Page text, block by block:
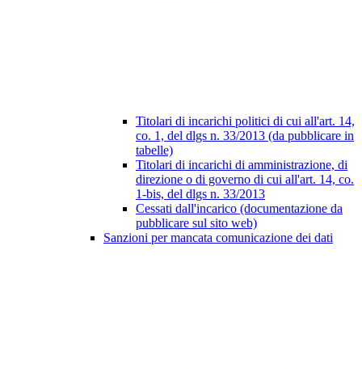
Titolari di incarichi politici di cui all'art. 14,
co. 1, del dlgs n. 33/2013 (da pubblicare in
tabelle)
Titolari di incarichi di amministrazione, di
direzione o di governo di cui all'art. 14, co.
1-bis, del dlgs n. 33/2013
Cessati dall'incarico (documentazione da
pubblicare sul sito web)
Sanzioni per mancata comunicazione dei dati